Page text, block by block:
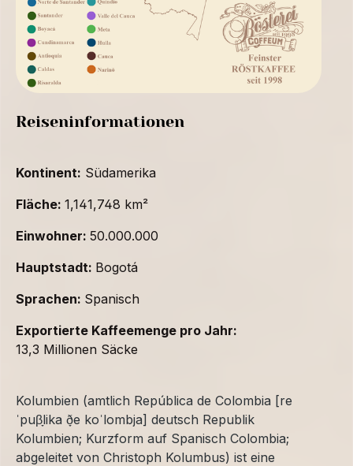
Reiseninformationen
Kontinent: Südamerika
Fläche: 1,141,748 km²
Einwohner: 50.000.000
Hauptstadt: Bogotá
Sprachen: Spanisch
Exportierte Kaffeemenge pro Jahr:
13,3 Millionen Säcke
Kolumbien (amtlich República de Colombia [re
ˈpuβ̞lika ð̞e koˈlombja] deutsch Republik
Kolumbien; Kurzform auf Spanisch Colombia;
abgeleitet von Christoph Kolumbus) ist eine